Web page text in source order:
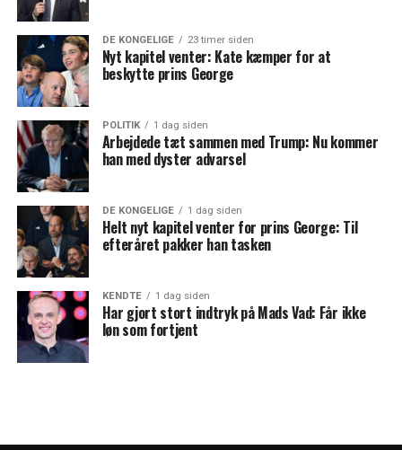
DE KONGELIGE 23 timer siden
Nyt kapitel venter: Kate kæmper for at
beskytte prins George
POLITIK 1 dag siden
Arbejdede tæt sammen med Trump: Nu kommer
han med dyster advarsel
DE KONGELIGE 1 dag siden
Helt nyt kapitel venter for prins George: Til
efteråret pakker han tasken
KENDTE 1 dag siden
Har gjort stort indtryk på Mads Vad: Får ikke
løn som fortjent